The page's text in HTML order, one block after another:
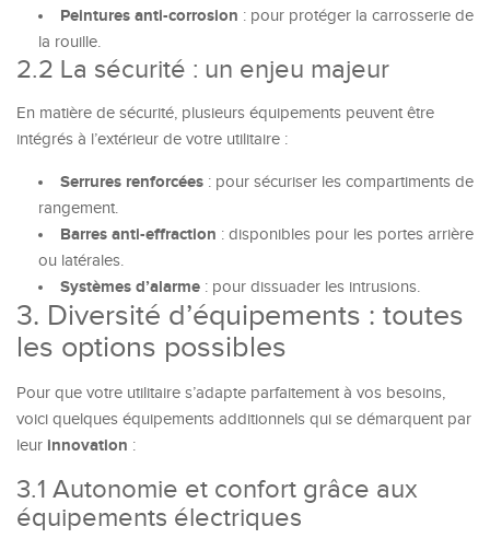
Peintures anti-corrosion : pour protéger la carrosserie de
la rouille.
2.2 La sécurité : un enjeu majeur
En matière de sécurité, plusieurs équipements peuvent être
intégrés à l’extérieur de votre utilitaire :
Serrures renforcées : pour sécuriser les compartiments de
rangement.
Barres anti-effraction : disponibles pour les portes arrière
ou latérales.
Systèmes d’alarme : pour dissuader les intrusions.
3. Diversité d’équipements : toutes
les options possibles
Pour que votre utilitaire s’adapte parfaitement à vos besoins,
voici quelques équipements additionnels qui se démarquent par
leur innovation :
3.1 Autonomie et confort grâce aux
équipements électriques